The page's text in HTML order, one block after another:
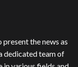
the news as
dedicated team of